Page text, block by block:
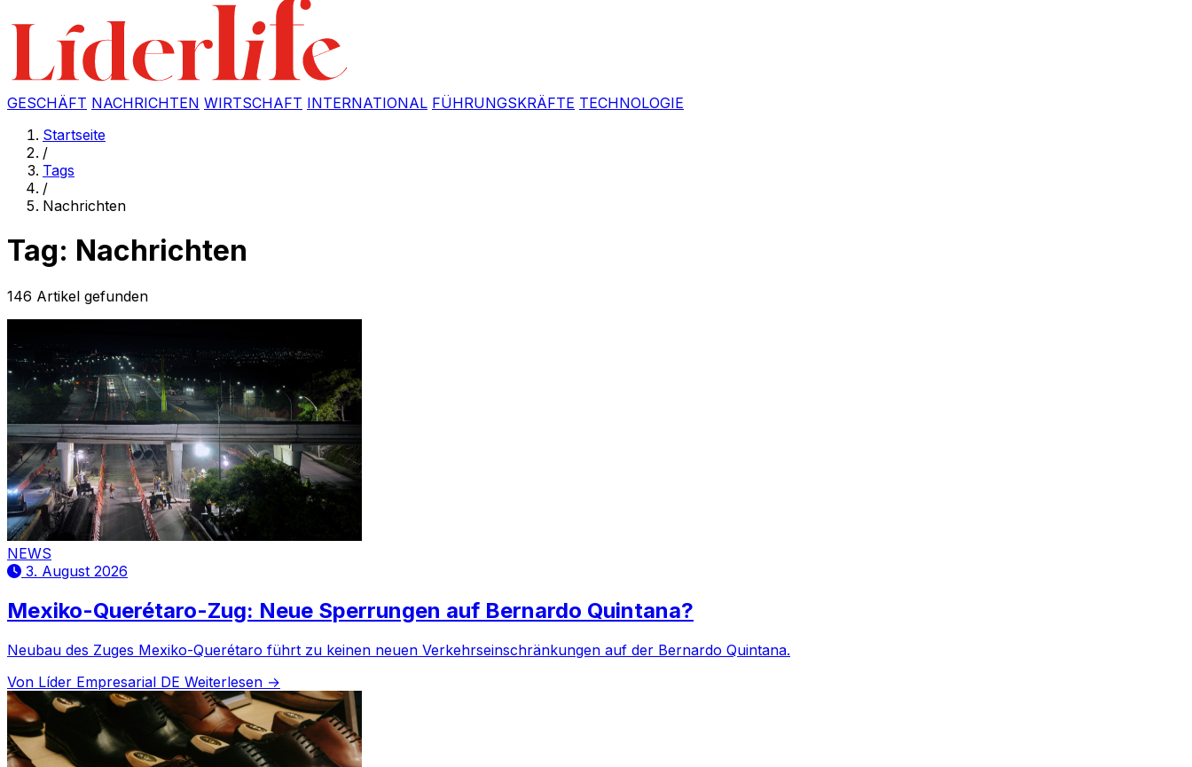
GESCHÄFT NACHRICHTEN WIRTSCHAFT INTERNATIONAL FÜHRUNGSKRÄFTE TECHNOLOGIE
Startseite
/
Tags
/
Nachrichten
Tag: Nachrichten
146 Artikel gefunden
NEWS
3. August 2026
Mexiko-Querétaro-Zug: Neue Sperrungen auf Bernardo Quintana?
Neubau des Zuges Mexiko-Querétaro führt zu keinen neuen Verkehrseinschränkungen auf der Bernardo Quintana.
Von Líder Empresarial DE Weiterlesen →